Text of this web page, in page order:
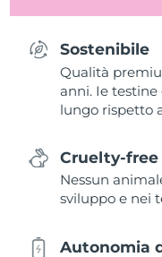
Sostenibile
Qualità
anni. Ie testine
lungo rispetto
Cruelty-free
Nessun
sviluppo e nei
Autonomia